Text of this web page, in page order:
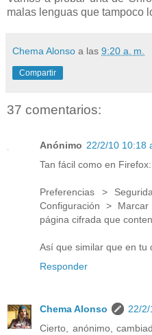
malas lenguas que tampoco
Chema Alonso a las 9:20 a. m.
Compartir
37 comentarios:
Anónimo 22/2/10 10:18
Tan fácil como en Firefox:
Preferencias >
Configuración >
página cifrada que
Así que similar que en tu
Responder
Chema Alonso
22/2/
Cierto, anónimo,